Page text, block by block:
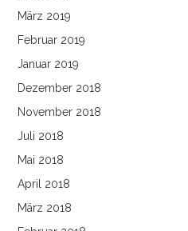
März 2019
Februar 2019
Januar 2019
Dezember 2018
November 2018
Juli 2018
Mai 2018
April 2018
März 2018